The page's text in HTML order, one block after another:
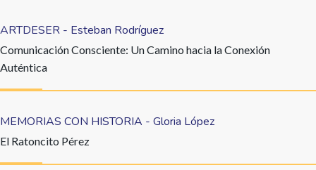
ARTDESER - Esteban Rodríguez
Comunicación Consciente: Un Camino hacia la Conexión
Auténtica
MEMORIAS CON HISTORIA - Gloria López
El Ratoncito Pérez